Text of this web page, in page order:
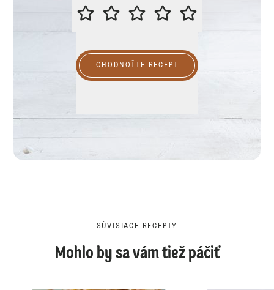
PROSÍME VÁS O OHODNOTENIE
OHODNOŤTE RECEPT
SÚVISIACE RECEPTY
Mohlo by sa vám tiež páčiť